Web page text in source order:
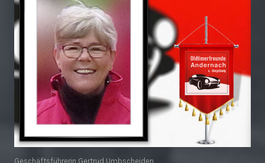
Geschäftsführerin Gertrud Umbscheiden